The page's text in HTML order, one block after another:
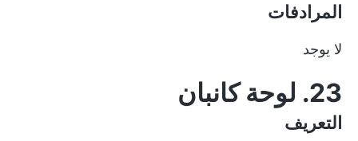
المرادفات
لا يوجد
23. لوحة كانبان
التعريف